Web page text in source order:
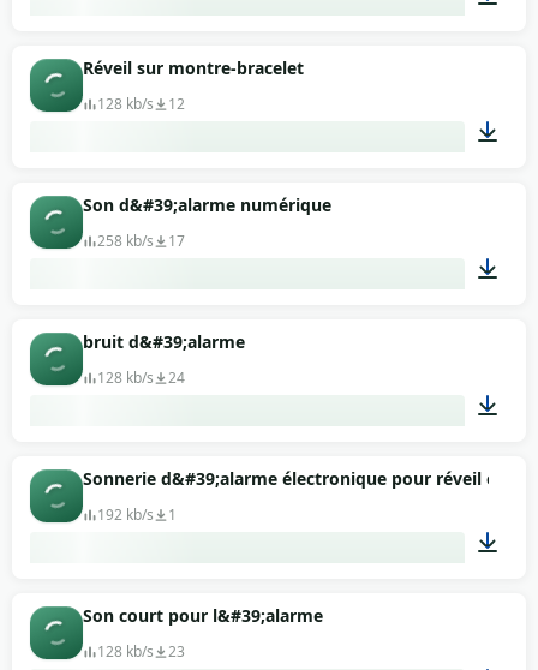
Réveil sur montre-bracelet
128 kb/s 12
Son d&#39;alarme numérique
258 kb/s 17
bruit d&#39;alarme
128 kb/s 24
00:06
Sonnerie d&#39;alarme électronique pour réveil
192 kb/s 1
Son court pour l&#39;alarme
128 kb/s 23